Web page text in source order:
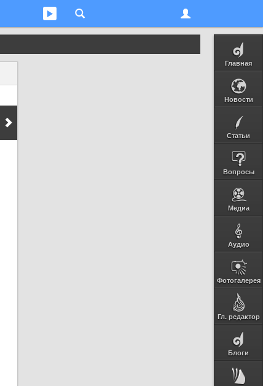
Главная
Новости
Статьи
Вопросы
Медиа
Аудио
Фотогалерея
Гл. редактор
Блоги